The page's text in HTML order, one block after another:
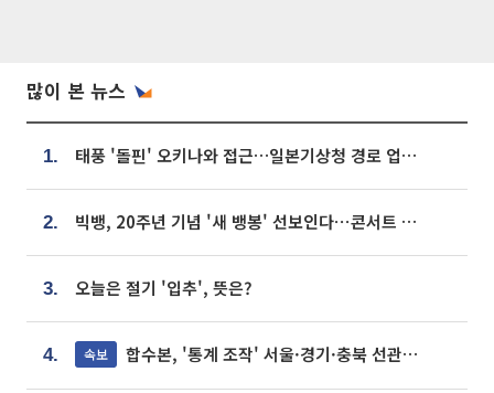
많이 본 뉴스
1. 태풍 '돌핀' 오키나와 접근…일본기상청 경로 업데이트
2. 빅뱅, 20주년 기념 '새 뱅봉' 선보인다⋯콘서트 앞두고 팝업 개최
3. 오늘은 절기 '입추', 뜻은?
4. 속보 합수본, '통계 조작' 서울·경기·충북 선관위 등 추가 압수수색